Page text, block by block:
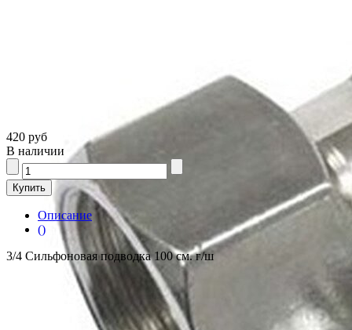
420 руб
В наличии
Описание
()
3/4 Сильфоновая подводка 100 см. г/ш